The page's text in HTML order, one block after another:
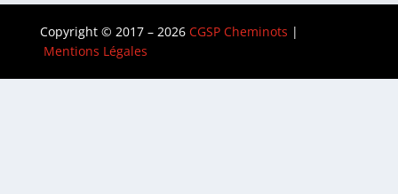
Copyright © 2017 – 2026 CGSP Cheminots |
Mentions Légales